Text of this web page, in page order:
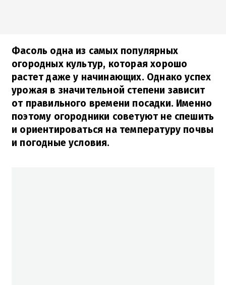
Фасоль одна из самых популярных
огородных культур, которая хорошо
растет даже у начинающих. Однако успех
урожая в значительной степени зависит
от правильного времени посадки. Именно
поэтому огородники советуют не спешить
и ориентироваться на температуру почвы
и погодные условия.